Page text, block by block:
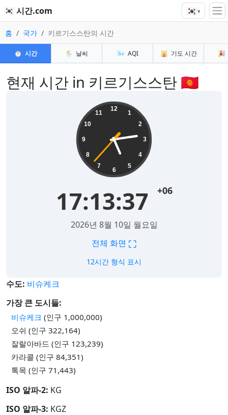
🇰🇷 시간.com 🇰🇷▾
홈 국가 키르기스스탄의 시간
⏱️ 시간 🌦️ 날씨 🌬️ AQI 🕌 기도 시간 🎉
현재 시간 in 키르기스스탄 🇰🇬
12
1
2
3
4
5
6
7
8
9
10
11
17:13:37 +06
2026년 8월 10일 월요일
전체 화면 ⛶
12시간 형식 표시
수도: 비슈케크
가장 큰 도시들:
비슈케크 (인구 1,000,000)
오쉬 (인구 322,164)
잘랄아바드 (인구 123,239)
카라콜 (인구 84,351)
톡목 (인구 71,443)
ISO 알파-2: KG
ISO 알파-3: KGZ